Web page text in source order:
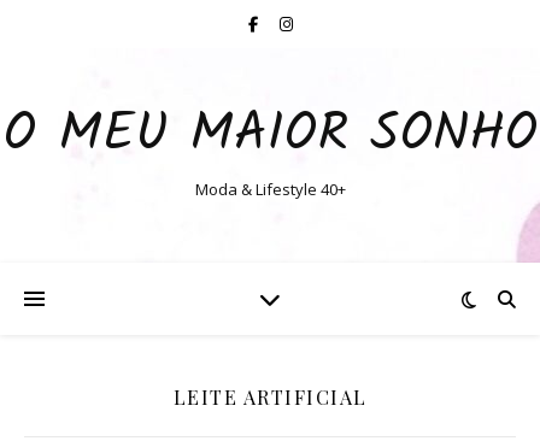
O MEU MAIOR SONHO
Moda & Lifestyle 40+
LEITE ARTIFICIAL